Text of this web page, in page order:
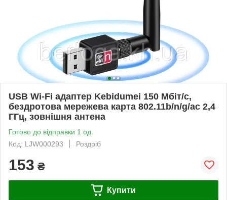
USB Wi-Fi адаптер Kebidumei 150 Мбіт/с,
бездротова мережева карта 802.11b/n/g/ac 2,4
ГГц, зовнішня антена
Готово до відправки 1 од.
Код: LJW000293
Роздріб
153 ₴
Купити